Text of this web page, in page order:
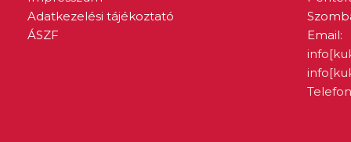
Adatkezelési tájékoztató
ÁSZF
Email: